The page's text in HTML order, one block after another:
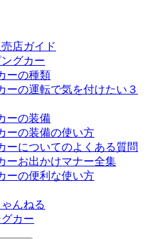
店ガイド
グカー
ーの種類
ーの運転で気を付けたい３
ーの装備
ーの装備の使い方
ーについてのよくある質問
ーお出かけマナー全集
ーの便利な使い方
んねる
カー